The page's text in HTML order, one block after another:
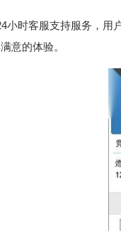
小时客服支持服务，用
意的体验。